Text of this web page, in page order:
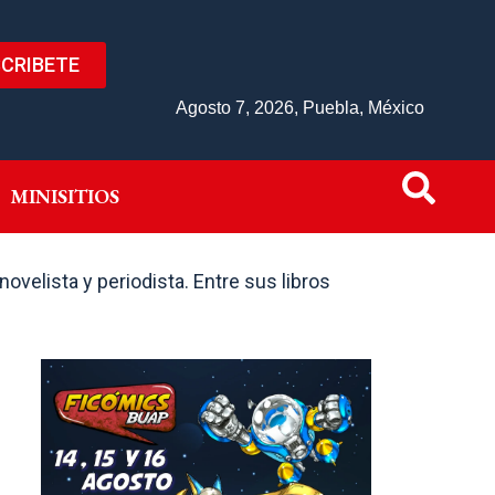
Agosto 7, 2026, Puebla, México
MINISITIOS
MINISITIOS
y periodista. Entre sus libros